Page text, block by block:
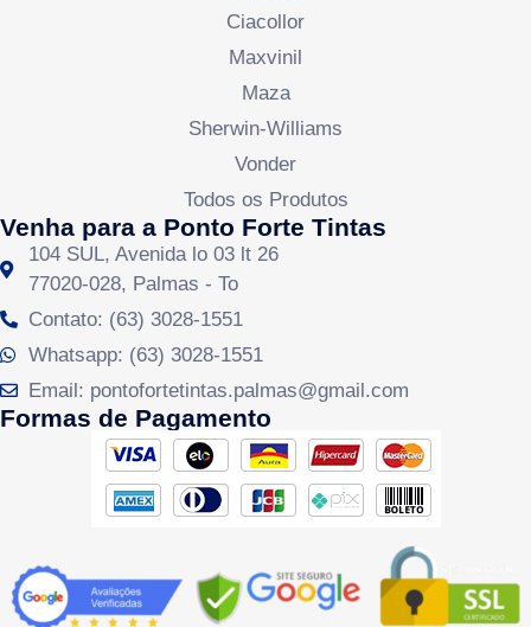
Ciacollor
Maxvinil
Maza
Sherwin-Williams
Vonder
Todos os Produtos
Venha para a Ponto Forte Tintas
104 SUL, Avenida lo 03 lt 26
77020-028, Palmas - To
Contato: (63) 3028-1551
Whatsapp: (63) 3028-1551
Email: pontofortetintas.palmas@gmail.com
Formas de Pagamento